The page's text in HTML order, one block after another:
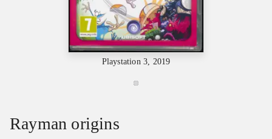
Playstation 3, 2019
Rayman origins